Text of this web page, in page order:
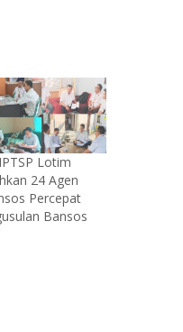
Lotim
24 Agen
Percepat
Bansos